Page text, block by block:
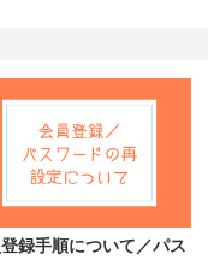
録手順について／パス